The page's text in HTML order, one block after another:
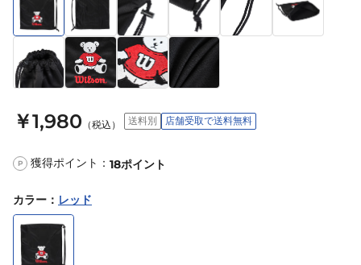
￥1,980 （税込） 送料別 店舗受取で送料無料
P 獲得ポイント： 18ポイント
カラー ： レッド